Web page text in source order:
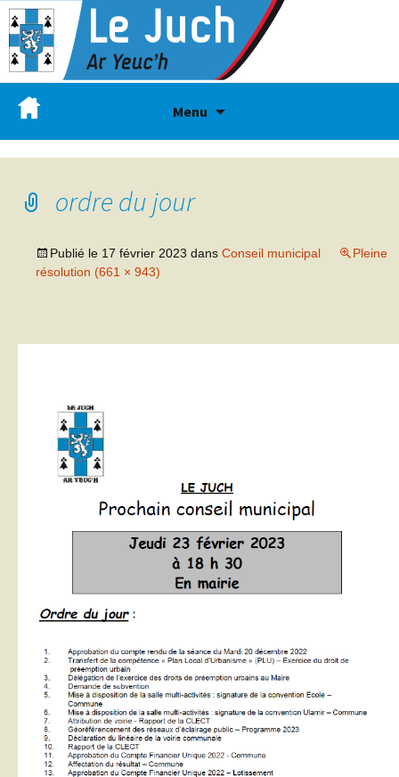
Menu
ordre du jour
Publié le 17 février 2023 dans Conseil municipal
Pleine
résolution (661 × 943)